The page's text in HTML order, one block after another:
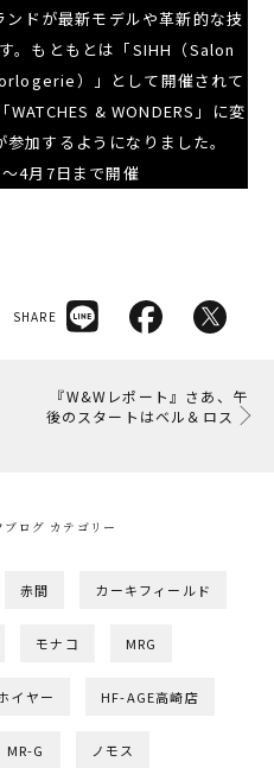
ドが最新モデルや革新的な技
。もともとは「SIHH（Salon
）」として開催されて
& WONDERS」に変
加するようになりました。
4月7日まで開催
SHARE
『W&Wレポート』さあ、午
後のスタートはベル＆ロス
ブログ カテゴリー
赤間 カーキフィールド
モナコ MRG
イヤー HF-AGE高崎店
MR-G ノモス